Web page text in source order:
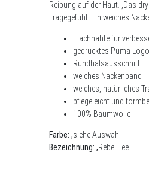
Reibung auf der Haut. ,Das
Tragegefühl. Ein weiches
Flachnähte für
gedrucktes Puma Logo
Rundhalsausschnitt
weiches Nackenband
weiches, natürliches
pflegeleicht und
100% Baumwolle
Farbe: ,siehe Auswahl
Bezeichnung: ,Rebel Tee